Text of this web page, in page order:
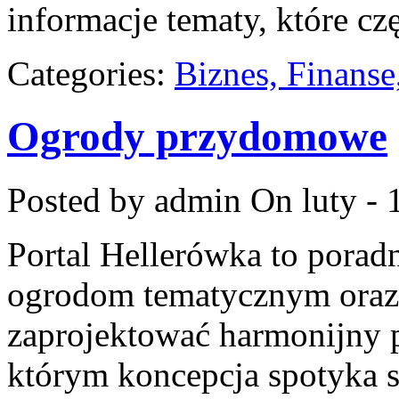
informacje tematy, które
Categories: Biznes,
Ogrody przydomowe
Posted by admin On luty -
Portal Hellerówka to
ogrodom tematycznym
zaprojektować harmonijny
którym koncepcja spotyka